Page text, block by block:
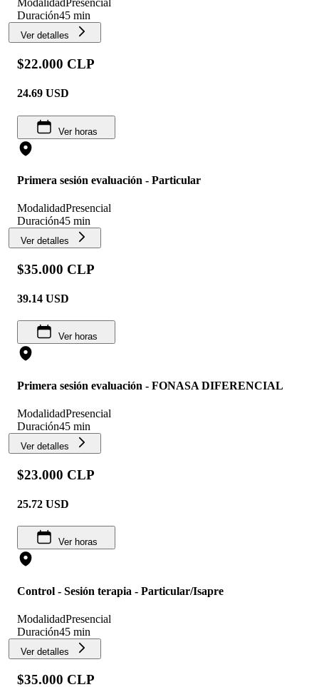
ModalidadPresencial
Duración45 min
Ver detalles
$22.000 CLP
24.69 USD
Ver horas
Primera sesión evaluación - Particular
ModalidadPresencial
Duración45 min
Ver detalles
$35.000 CLP
39.14 USD
Ver horas
Primera sesión evaluación - FONASA DIFERENCIAL
ModalidadPresencial
Duración45 min
Ver detalles
$23.000 CLP
25.72 USD
Ver horas
Control - Sesión terapia - Particular/Isapre
ModalidadPresencial
Duración45 min
Ver detalles
$35.000 CLP